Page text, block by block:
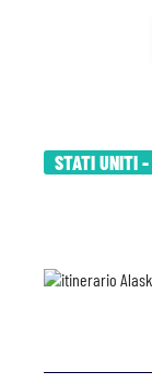
STATI UNITI -